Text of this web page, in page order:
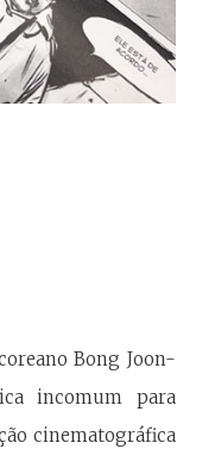
Bong Joon-
incomum para
cinematográfica